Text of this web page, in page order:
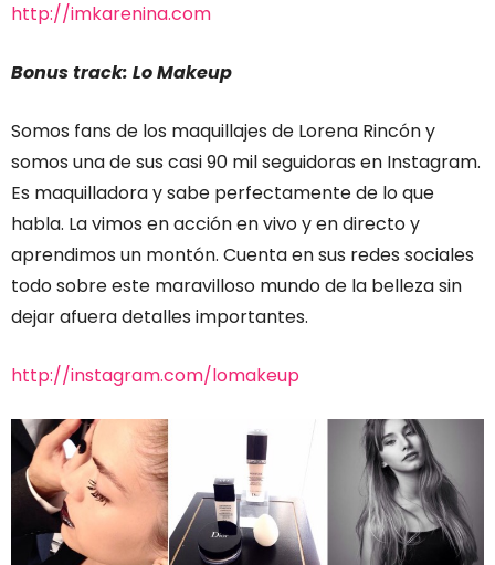
http://imkarenina.com
Bonus track: Lo Makeup
Somos fans de los maquillajes de Lorena Rincón y
somos una de sus casi 90 mil seguidoras en Instagram.
Es maquilladora y sabe perfectamente de lo que
habla. La vimos en acción en vivo y en directo y
aprendimos un montón. Cuenta en sus redes sociales
todo sobre este maravilloso mundo de la belleza sin
dejar afuera detalles importantes.
http://instagram.com/lomakeup